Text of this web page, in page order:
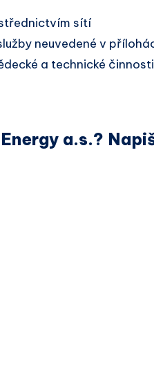
sítí
neuvedené v
a technické
a.s.?